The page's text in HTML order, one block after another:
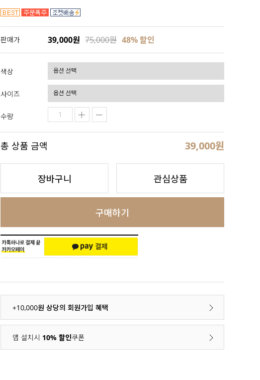
판매가 39,000원 75,000원 48% 할인
색상
사이즈
수량
총 상품 금액 39,000원
장바구니 관심상품
구매하기
+10,000원 상당의 회원가입 혜택
앱 설치시 10% 할인쿠폰